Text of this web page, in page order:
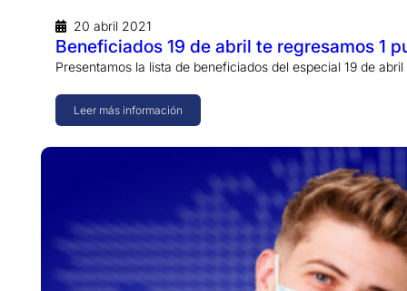
20 abril 2021
Beneficiados 19 de abril te regresamos 1
Presentamos la lista de beneficiados del especial 19 de
Leer más información